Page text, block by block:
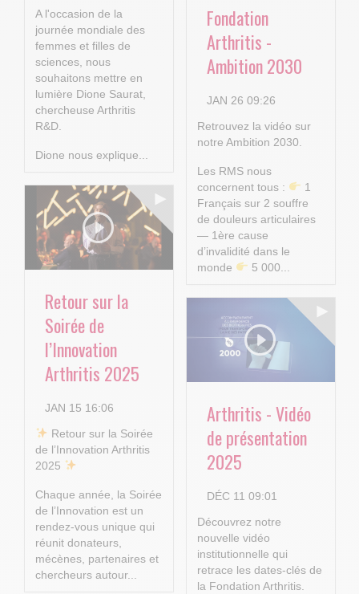
A l'occasion de la
journée mondiale des
femmes et filles de
sciences, nous
souhaitons mettre en
lumière Dione Saurat,
chercheuse Arthritis
R&D.
Dione nous explique...
Fondation
Arthritis -
Ambition 2030
JAN 26 09:26
Retrouvez la vidéo sur
notre Ambition 2030.
Les RMS nous
concernent tous :
1
Français sur 2 souffre
de douleurs articulaires
— 1ère cause
d’invalidité dans le
monde
5 000...
Retour sur la
Soirée de
l’Innovation
Arthritis 2025
JAN 15 16:06
​ Retour sur la Soirée
de l’Innovation Arthritis
2025
Chaque année, la Soirée
de l’Innovation est un
rendez-vous unique qui
réunit donateurs,
mécènes, partenaires et
chercheurs autour...
Arthritis - Vidéo
de présentation
2025
DÉC 11 09:01
Découvrez notre
nouvelle vidéo
institutionnelle qui
retrace les dates-clés de
la Fondation Arthritis.